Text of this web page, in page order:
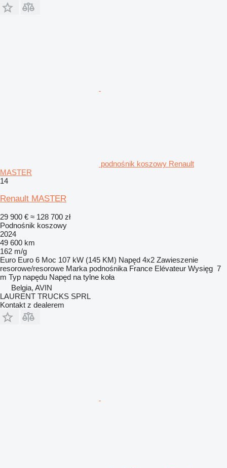
podnośnik koszowy Renault
MASTER
14
Renault MASTER
29 900 € ≈ 128 700 zł
Podnośnik koszowy
2024
49 600 km
162 m/g
Euro Euro 6 Moc 107 kW (145 KM) Napęd 4x2 Zawieszenie
resorowe/resorowe Marka podnośnika France Elévateur Wysięg 7
m Typ napędu Napęd na tylne koła
Belgia, AVIN
LAURENT TRUCKS SPRL
Kontakt z dealerem